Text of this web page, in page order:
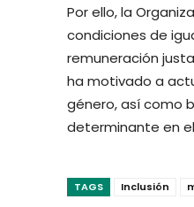
Por ello, la
condiciones de
remuneración
ha motivado a
género, así como
determinante en
TAGS Inclusión